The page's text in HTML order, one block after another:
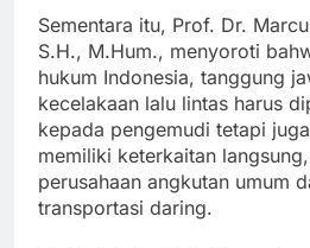
Sementara itu, Prof. Dr.
S.H., M.Hum., menyoroti
hukum Indonesia, tanggung
kecelakaan lalu lintas harus
kepada pengemudi tetapi
memiliki keterkaitan
perusahaan angkutan umum
transportasi daring.